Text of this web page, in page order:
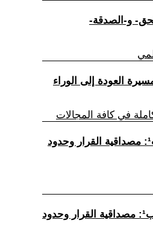
في كافة المجالات
(9) الإضراب العام بالمغرب¹: مصداقية القرار وحدود
(10) الإضراب العام بالمغرب¹: مصداقية القرار وحدود